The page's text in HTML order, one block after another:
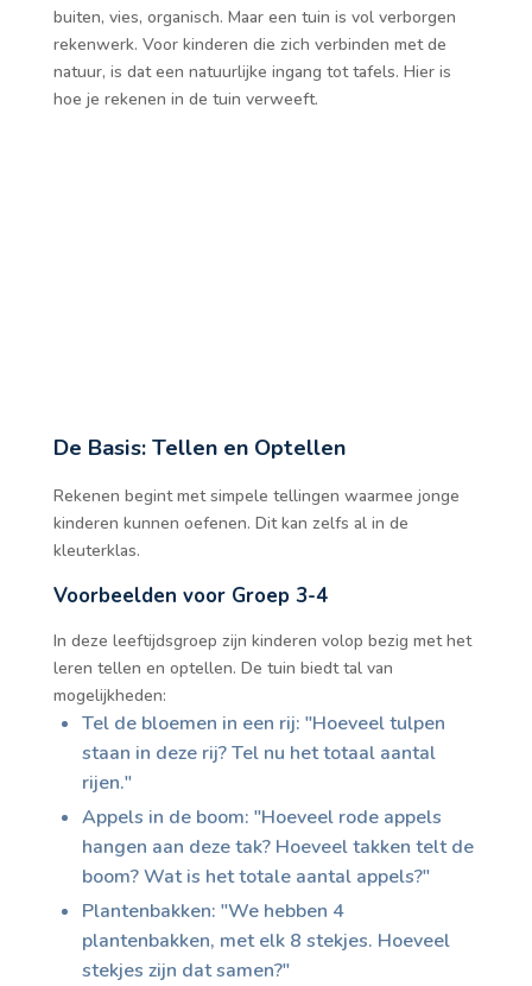
buiten, vies, organisch. Maar een tuin is vol verborgen
rekenwerk. Voor kinderen die zich verbinden met de
natuur, is dat een natuurlijke ingang tot tafels. Hier is
hoe je rekenen in de tuin verweeft.
De Basis: Tellen en Optellen
Rekenen begint met simpele tellingen waarmee jonge
kinderen kunnen oefenen. Dit kan zelfs al in de
kleuterklas.
Voorbeelden voor Groep 3-4
In deze leeftijdsgroep zijn kinderen volop bezig met het
leren tellen en optellen. De tuin biedt tal van
mogelijkheden:
Tel de bloemen in een rij: "Hoeveel tulpen
staan in deze rij? Tel nu het totaal aantal
rijen."
Appels in de boom: "Hoeveel rode appels
hangen aan deze tak? Hoeveel takken telt de
boom? Wat is het totale aantal appels?"
Plantenbakken: "We hebben 4
plantenbakken, met elk 8 stekjes. Hoeveel
stekjes zijn dat samen?"